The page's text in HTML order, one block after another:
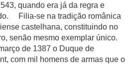
quando era já da regra e
Filia-se na tradição românica
castelhana, constituindo no
senão mesmo exemplar único.
de 1387 o Duque de
com mil homens de armas que o